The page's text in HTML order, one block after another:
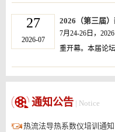
27
2026-07
2026（第三届
7月24-26日，
重开幕。本届论
通知公告 | Notice
热流法导热系数仪培训通知